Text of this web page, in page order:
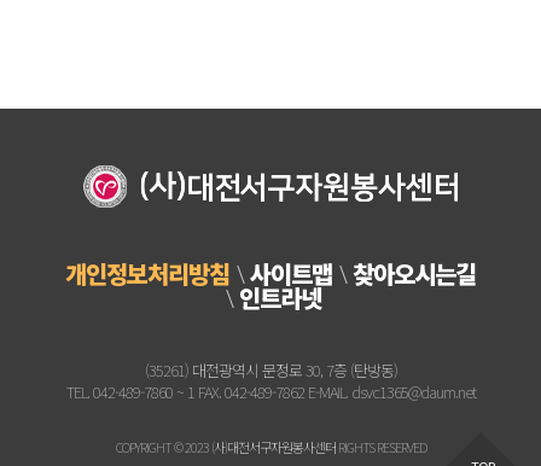
개인정보처리방침 사이트맵 찾아오시는길
인트라넷
(35261) 대전광역시 문정로 30, 7층 (탄방동)
TEL. 042-489-7860 ~ 1 FAX. 042-489-7862 E-MAIL. dsvc1365@daum.net
COPYRIGHT © 2023 (사)대전서구자원봉사센터 RIGHTS RESERVED